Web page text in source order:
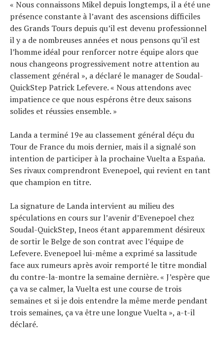
« Nous connaissons Mikel depuis longtemps, il a été une
présence constante à l’avant des ascensions difficiles
des Grands Tours depuis qu’il est devenu professionnel
il y a de nombreuses années et nous pensons qu’il est
l’homme idéal pour renforcer notre équipe alors que
nous changeons progressivement notre attention au
classement général », a déclaré le manager de Soudal-
QuickStep Patrick Lefevere. « Nous attendons avec
impatience ce que nous espérons être deux saisons
solides et réussies ensemble. »
Landa a terminé 19e au classement général déçu du
Tour de France du mois dernier, mais il a signalé son
intention de participer à la prochaine Vuelta a España.
Ses rivaux comprendront Evenepoel, qui revient en tant
que champion en titre.
La signature de Landa intervient au milieu des
spéculations en cours sur l’avenir d’Evenepoel chez
Soudal-QuickStep, Ineos étant apparemment désireux
de sortir le Belge de son contrat avec l’équipe de
Lefevere. Evenepoel lui-même a exprimé sa lassitude
face aux rumeurs après avoir remporté le titre mondial
du contre-la-montre la semaine dernière. « J’espère que
ça va se calmer, la Vuelta est une course de trois
semaines et si je dois entendre la même merde pendant
trois semaines, ça va être une longue Vuelta », a-t-il
déclaré.